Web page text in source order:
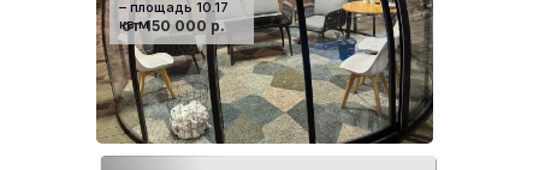
– площадь 10.17
кв.м
от 150 000 р.